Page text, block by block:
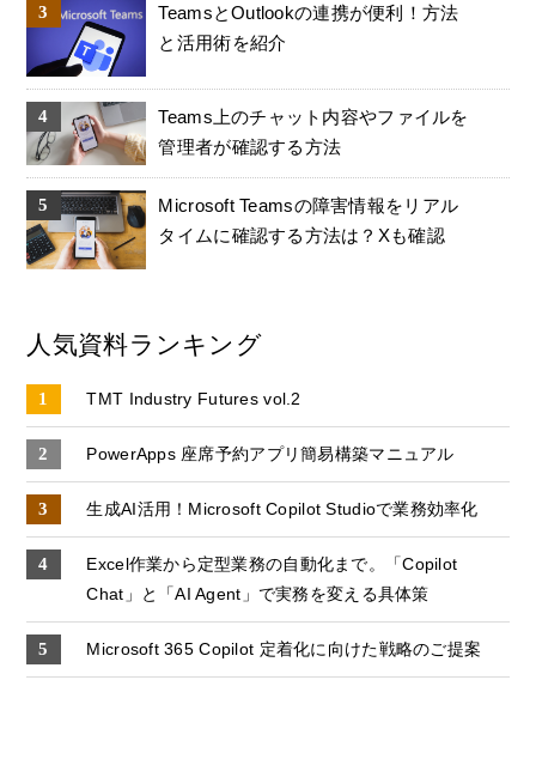
TeamsとOutlookの連携が便利！方法
と活用術を紹介
Teams上のチャット内容やファイルを
管理者が確認する方法
Microsoft Teamsの障害情報をリアル
タイムに確認する方法は？Xも確認
人気資料ランキング
TMT Industry Futures vol.2
PowerApps 座席予約アプリ簡易構築マニュアル
生成AI活用！Microsoft Copilot Studioで業務効率化
Excel作業から定型業務の自動化まで。「Copilot
Chat」と「AI Agent」で実務を変える具体策
Microsoft 365 Copilot 定着化に向けた戦略のご提案